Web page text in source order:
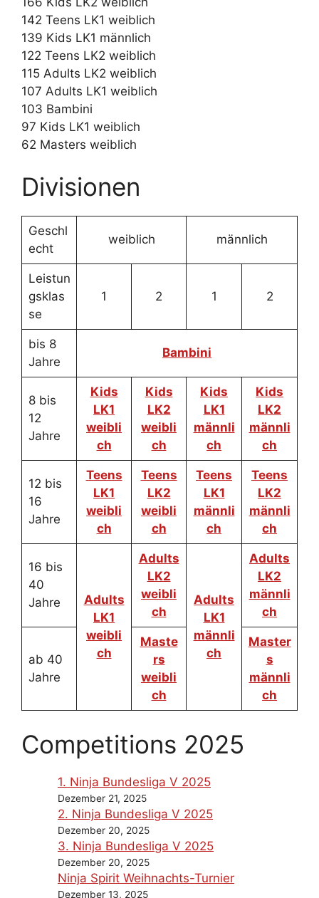
142 Teens LK1 weiblich
139 Kids LK1 männlich
122 Teens LK2 weiblich
115 Adults LK2 weiblich
107 Adults LK1 weiblich
103 Bambini
97 Kids LK1 weiblich
62 Masters weiblich
Divisionen
Geschl
echt
weiblich männlich
Leistun
gsklas
se
1 2 1 2
bis 8
Jahre
Bambini
8 bis
12
Jahre
Kids
LK1
weibli
ch
Kids
LK2
weibli
ch
Kids
LK1
männli
ch
Kids
LK2
männli
ch
12 bis
16
Jahre
Teens
LK1
weibli
ch
Teens
LK2
weibli
ch
Teens
LK1
männli
ch
Teens
LK2
männli
ch
16 bis
40
Jahre
Adults
LK1
weibli
ch
Adults
LK2
weibli
ch
Adults
LK1
männli
ch
Adults
LK2
männli
ch
ab 40
Jahre
Maste
rs
weibli
ch
Master
s
männli
ch
Competitions 2025
1. Ninja Bundesliga V 2025
Dezember 21, 2025
2. Ninja Bundesliga V 2025
Dezember 20, 2025
3. Ninja Bundesliga V 2025
Dezember 20, 2025
Ninja Spirit Weihnachts-Turnier
Dezember 13, 2025